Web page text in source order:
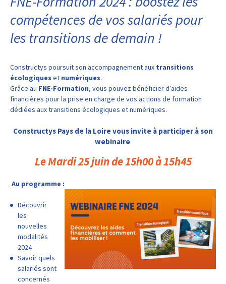
compétences de vos salariés pour
les transitions de demain !
Constructys poursuit son accompagnement aux transitions
écologiques et numériques.
Grâce au FNE-Formation, vous pouvez bénéficier d’aides
financières pour la prise en charge de vos actions de formation
dédiées aux transitions écologiques et numériques.
Constructys Pays de la Loirevous invite à participer à son
webinaire
Le Mardi 25 juin de 15h00 à 15h45
Au programme :
Découvrir
les
nouvelles
modalités
2024
Savoir quels
salariés sont
concernés